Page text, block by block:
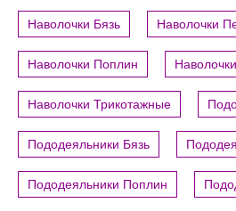
Наволочки Бязь Наволочки
Наволочки Поплин
Наволочки Трикотажные
Пододеяльники Бязь
Пододеяльники Поплин